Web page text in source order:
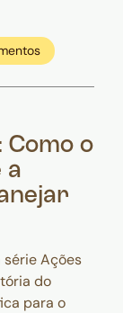
Como o
a
série Ações
do
para o